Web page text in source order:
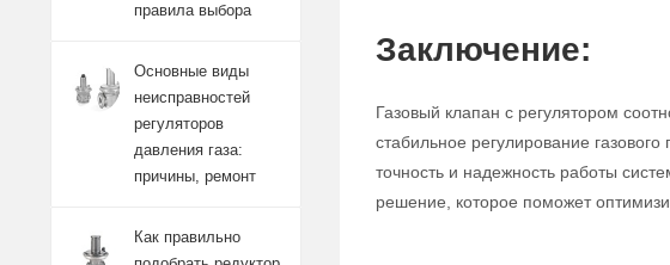
Заключение:
Газовый клапан с регулятором
стабильное регулирование
точность и надежность работы
решение, которое поможет
правила выбора
Основные виды
неисправностей
регуляторов
давления газа:
причины, ремонт
Как правильно